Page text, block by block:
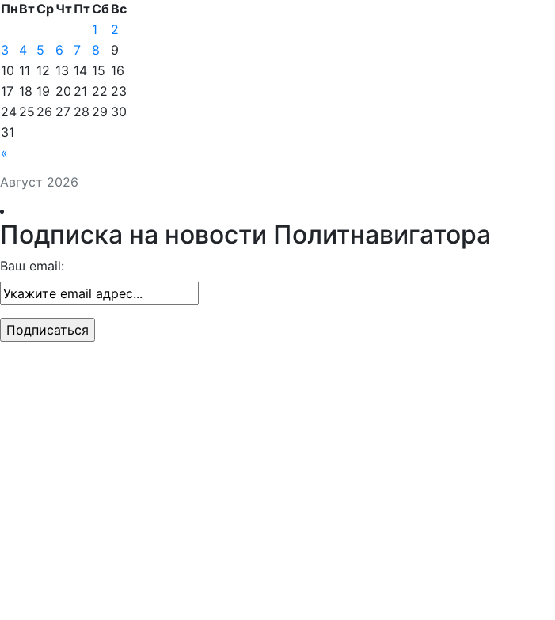
Август 2026
ПнВтСрЧтПтСбВс
«
1
2
3
4 5 6 7 8
9
10 11 12 13 14 15 16
17 18 19 20 21 22 23
24 25 26 27 28 29 30
31
Подписка на новости Политнавигатора
Ваш email: